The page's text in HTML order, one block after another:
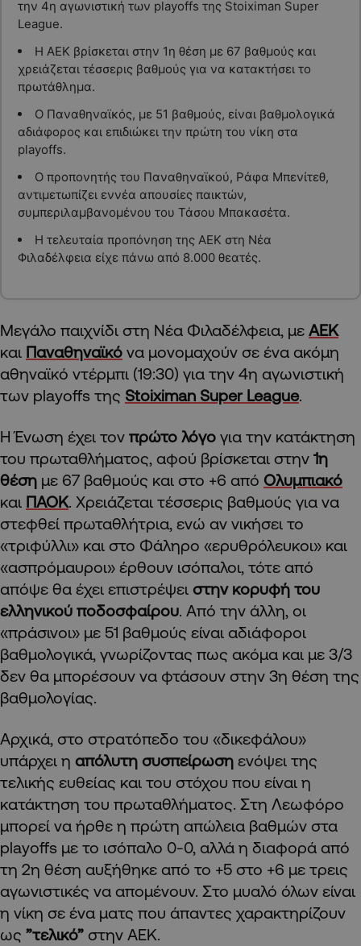
την 4η αγωνιστική των playoffs της Stoiximan Super
League.
Η ΑΕΚ βρίσκεται στην 1η θέση με 67 βαθμούς και
χρειάζεται τέσσερις βαθμούς για να κατακτήσει το
πρωτάθλημα.
Ο Παναθηναϊκός, με 51 βαθμούς, είναι βαθμολογικά
αδιάφορος και επιδιώκει την πρώτη του νίκη στα
playoffs.
Ο προπονητής του Παναθηναϊκού, Ράφα Μπενίτεθ,
αντιμετωπίζει εννέα απουσίες παικτών,
συμπεριλαμβανομένου του Τάσου Μπακασέτα.
Η τελευταία προπόνηση της ΑΕΚ στη Νέα
Φιλαδέλφεια είχε πάνω από 8.000 θεατές.
Μεγάλο παιχνίδι στη Νέα Φιλαδέλφεια, με ΑΕΚ
και Παναθηναϊκό να μονομαχούν σε ένα ακόμη
αθηναϊκό ντέρμπι (19:30) για την 4η αγωνιστική
των playoffs της Stoiximan Super League.
Η Ένωση έχει τον πρώτο λόγο για την κατάκτηση
του πρωταθλήματος, αφού βρίσκεται στην 1η
θέση με 67 βαθμούς και στο +6 από Ολυμπιακό
και ΠΑΟΚ. Χρειάζεται τέσσερις βαθμούς για να
στεφθεί πρωταθλήτρια, ενώ αν νικήσει το
«τριφύλλι» και στο Φάληρο «ερυθρόλευκοι» και
«ασπρόμαυροι» έρθουν ισόπαλοι, τότε από
απόψε θα έχει επιστρέψει στην κορυφή του
ελληνικού ποδοσφαίρου. Από την άλλη, οι
«πράσινοι» με 51 βαθμούς είναι αδιάφοροι
βαθμολογικά, γνωρίζοντας πως ακόμα και με 3/3
δεν θα μπορέσουν να φτάσουν στην 3η θέση της
βαθμολογίας.
Αρχικά, στο στρατόπεδο του «δικεφάλου»
υπάρχει η απόλυτη συσπείρωση ενόψει της
τελικής ευθείας και του στόχου που είναι η
κατάκτηση του πρωταθλήματος. Στη Λεωφόρο
μπορεί να ήρθε η πρώτη απώλεια βαθμών στα
playoffs με το ισόπαλο 0-0, αλλά η διαφορά από
τη 2η θέση αυξήθηκε από το +5 στο +6 με τρεις
αγωνιστικές να απομένουν. Στο μυαλό όλων είναι
η νίκη σε ένα ματς που άπαντες χαρακτηρίζουν
ως ”τελικό” στην ΑΕΚ.